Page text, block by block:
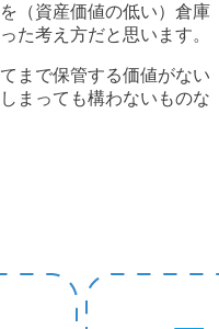
（資産価値の低い）倉庫
た考え方だと思います。
まで保管する価値がない
まっても構わないものな